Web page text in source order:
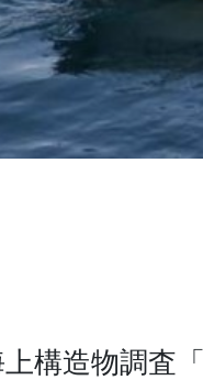
構造物調査